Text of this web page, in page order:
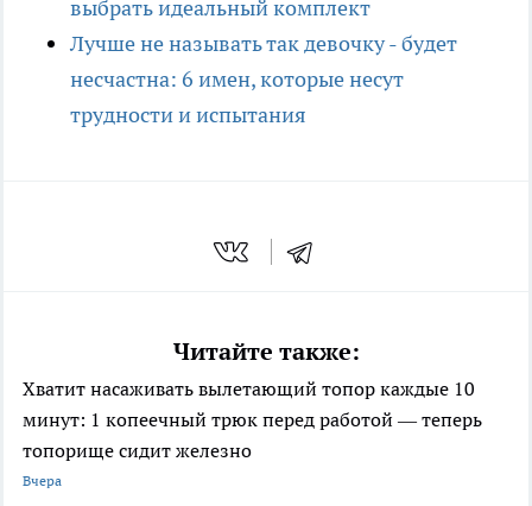
выбрать идеальный комплект
Лучше не называть так девочку - будет
несчастна: 6 имен, которые несут
трудности и испытания
Читайте также:
Хватит насаживать вылетающий топор каждые 10
минут: 1 копеечный трюк перед работой — теперь
топорище сидит железно
Вчера